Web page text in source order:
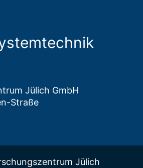
Jülich GmbH
Straße
Jülich